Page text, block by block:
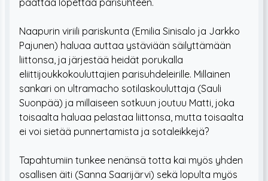
Naapurin viriili pariskunta (Emilia Sinisalo ja Jarkko
Pajunen) haluaa auttaa ystäviään säilyttämään
liittonsa, ja järjestää heidät porukalla
eliittijoukkokouluttajien parisuhdeleirille. Millainen
sankari on ultramacho sotilaskouluttaja (Sauli
Suonpää) ja millaiseen sotkuun joutuu Matti, joka
toisaalta haluaa pelastaa liittonsa, mutta toisaalta
ei voi sietää punnertamista ja sotaleikkejä?
Tapahtumiin tunkee nenänsä totta kai myös yhden
osallisen äiti (Sanna Saarijärvi) sekä lopulta myös